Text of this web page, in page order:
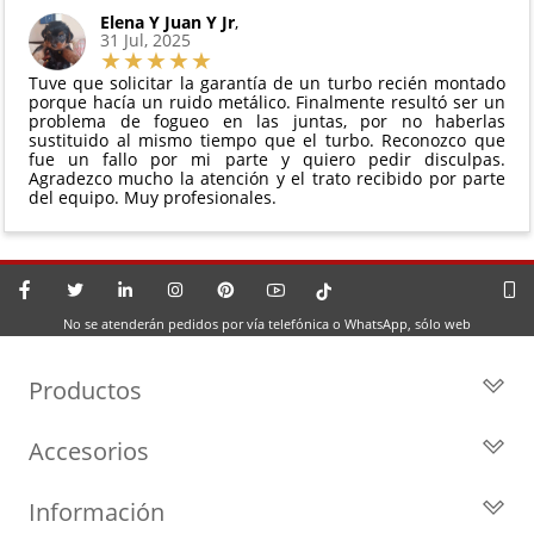
Elena Y Juan Y Jr,
31 Jul, 2025
Tuve que solicitar la garantía de un turbo recién montado
porque hacía un ruido metálico. Finalmente resultó ser un
problema de fogueo en las juntas, por no haberlas
sustituido al mismo tiempo que el turbo. Reconozco que
fue un fallo por mi parte y quiero pedir disculpas.
Agradezco mucho la atención y el trato recibido por parte
del equipo. Muy profesionales.
No se atenderán pedidos por vía telefónica o WhatsApp, sólo web
Productos
Turbos por Marca
Accesorios
Geometrías
Información